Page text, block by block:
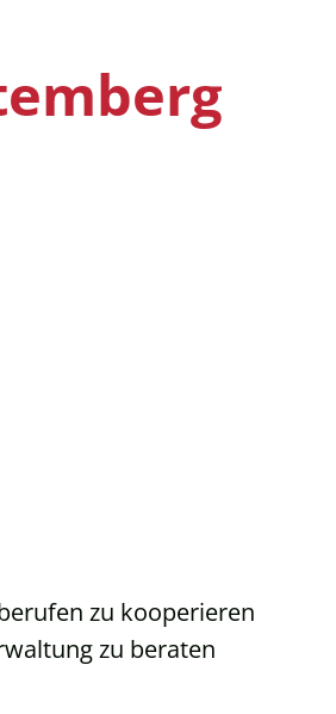
zu kooperieren
zu beraten